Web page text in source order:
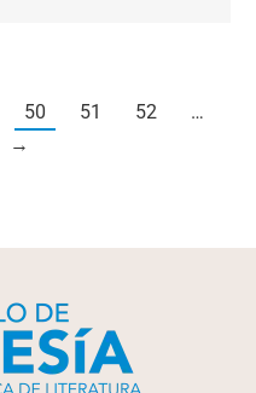
50 51 52
…
→